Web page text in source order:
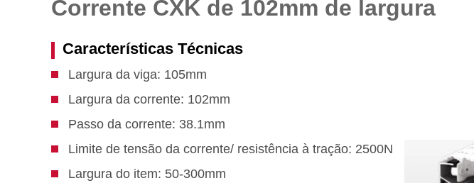
Corrente CXK de 102mm de largura
Características Técnicas
Largura da viga: 105mm
Largura da corrente: 102mm
Passo da corrente: 38.1mm
Limite de tensão da corrente/ resistência à tração: 2500N
Largura do item: 50-300mm